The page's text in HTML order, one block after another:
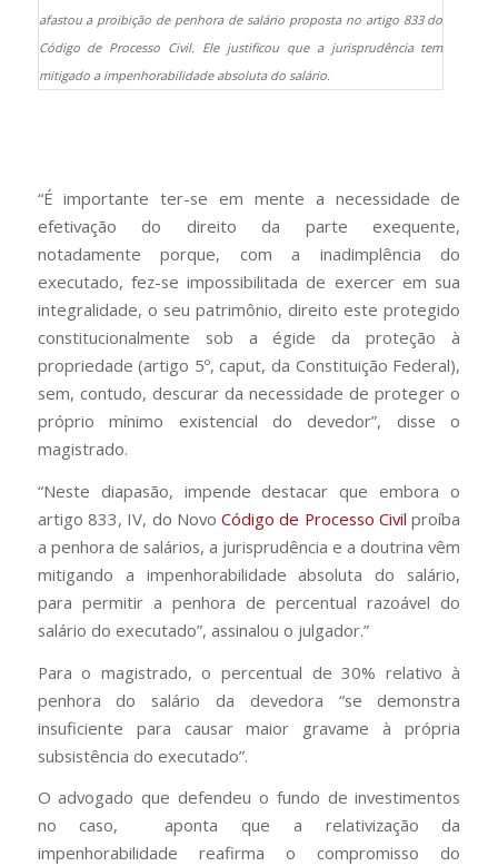
afastou a proibição de penhora de salário proposta no artigo 833 do
Código de Processo Civil. Ele justificou que a jurisprudência tem
mitigado a impenhorabilidade absoluta do salário.
“É importante ter-se em mente a necessidade de
efetivação do direito da parte exequente,
notadamente porque, com a inadimplência do
executado, fez-se impossibilitada de exercer em sua
integralidade, o seu patrimônio, direito este protegido
constitucionalmente sob a égide da proteção à
propriedade (artigo 5º, caput, da Constituição Federal),
sem, contudo, descurar da necessidade de proteger o
próprio mínimo existencial do devedor”, disse o
magistrado.
“Neste diapasão, impende destacar que embora o
artigo 833, IV, do NovoCódigo de Processo Civil proíba
a penhora de salários, a jurisprudência e a doutrina vêm
mitigando a impenhorabilidade absoluta do salário,
para permitir a penhora de percentual razoável do
salário do executado”, assinalou o julgador.”
Para o magistrado, o percentual de 30% relativo à
penhora do salário da devedora “se demonstra
insuficiente para causar maior gravame à própria
subsistência do executado”.
O advogado que defendeu o fundo de investimentos
no caso, aponta que a relativização da
impenhorabilidade reafirma o compromisso do